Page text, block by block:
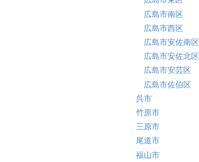
広島市南区
広島市西区
広島市安佐南区
広島市安佐北区
広島市安芸区
広島市佐伯区
呉市
竹原市
三原市
尾道市
福山市